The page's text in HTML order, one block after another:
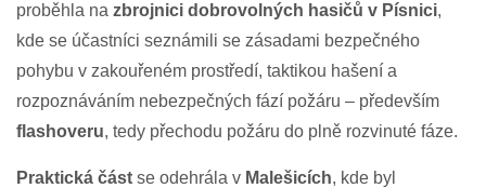
proběhla na zbrojnici dobrovolných hasičů v Písnici,
kde se účastníci seznámili se zásadami bezpečného
pohybu v zakouřeném prostředí, taktikou hašení a
rozpoznáváním nebezpečných fází požáru – především
flashoveru, tedy přechodu požáru do plně rozvinuté fáze.
Praktická část se odehrála v Malešicích, kde byl